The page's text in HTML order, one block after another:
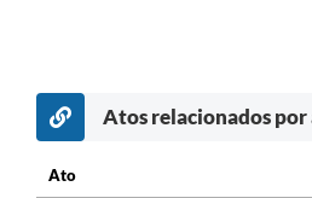
Atos relacionados por
Ato